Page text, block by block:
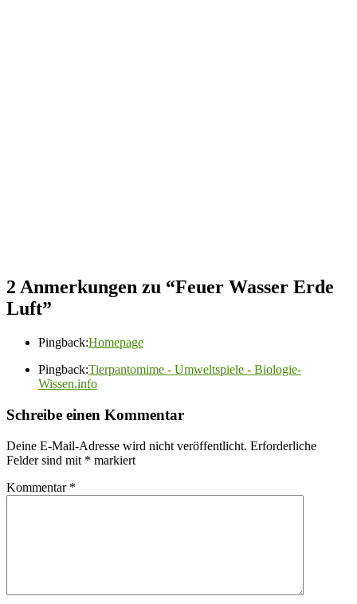
2 Anmerkungen zu “Feuer Wasser Erde
Luft”
Pingback:Homepage
Pingback:Tierpantomime - Umweltspiele - Biologie-
Wissen.info
Schreibe einen Kommentar
Deine E-Mail-Adresse wird nicht veröffentlicht. Erforderliche
Felder sind mit * markiert
Kommentar *